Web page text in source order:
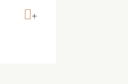
+